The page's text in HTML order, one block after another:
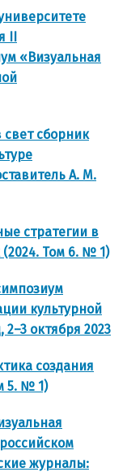
II
«Визуальная
сборник
А. М.
стратегии в
Том 6. № 1)
культурной
октября 2023
создания
5. № 1)
журналы: